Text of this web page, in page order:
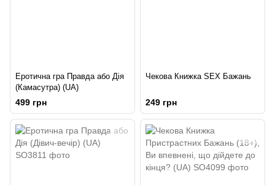
Еротична гра Правда або Дія
(Камасутра) (UA)
499 грн
Чекова Книжка SEX Бажань
249 грн